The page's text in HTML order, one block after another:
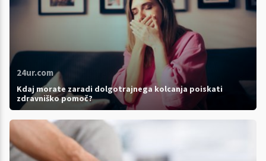
24ur.com
Kdaj morate zaradi dolgotrajnega kolcanja poiskati
zdravniško pomoč?